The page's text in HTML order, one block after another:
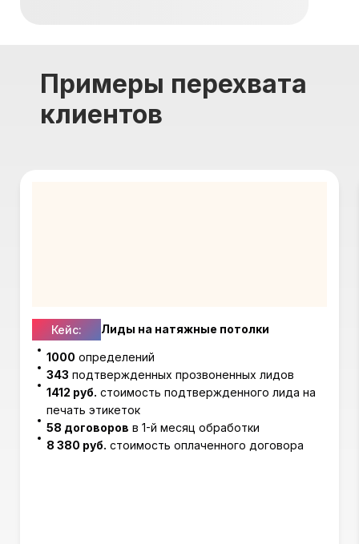
Примеры перехвата
клиентов
Кейс: Лиды на натяжные потолки
1000 определений
343 подтвержденных прозвоненных лидов
1412 руб. стоимость подтвержденного лида на
печать этикеток
58 договоров в 1-й месяц обработки
8 380 руб. стоимость оплаченного договора